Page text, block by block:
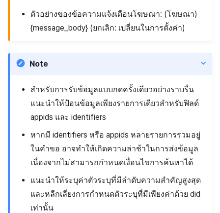
ตัวอย่างของข้อความแจ้งเตือนโฆษณา: (โฆษณา)
{message_body} (ยกเลิก: เปลี่ยนในการตั้งค่า)
Note
สำหรับการรับข้อมูลแบบกดครั้งเดียวอย่างราบรื่น
แนะนำให้ป้อนข้อมูลเพียงรายการเดียวสำหรับฟิลด์
appids และ identifiers
หากมี identifiers หรือ appids หลายรายการรวมอยู่
ในคำขอ อาจทำให้เกิดความล่าช้าในการส่งข้อมูล
เนื่องจากไม่สามารถกำหนดเงื่อนไขการค้นหาได้
แนะนำให้ระบุค่าตัวระบุที่มีลำดับความสำคัญสูงสุด
และหลีกเลี่ยงการกำหนดตัวระบุที่มีเพียงค่าด้วย did
เท่านั้น